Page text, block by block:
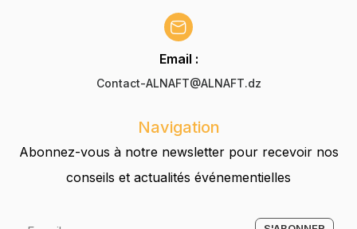
Email :
Contact-ALNAFT@ALNAFT.dz
Navigation
Abonnez-vous à notre newsletter pour recevoir nos
conseils et actualités événementielles